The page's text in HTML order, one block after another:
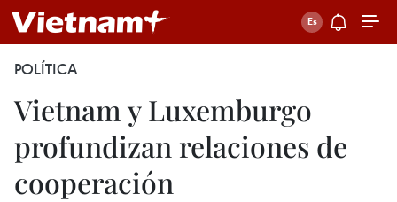
POLÍTICA
Vietnam y Luxemburgo
profundizan relaciones de
cooperación